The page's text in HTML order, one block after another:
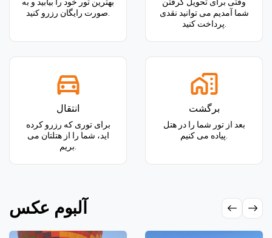
شما آمدیم می توانید نقدی
انتقال
برای توری که رزرو کرده
اید، شما را از هتلتان می
برگشت
بعد از تور شما را در هتل
آلبوم عکس